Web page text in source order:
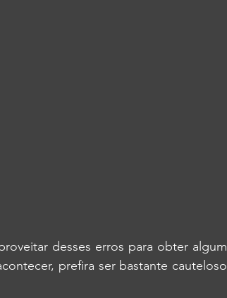
desses erros para obter algum
prefira ser bastante cauteloso